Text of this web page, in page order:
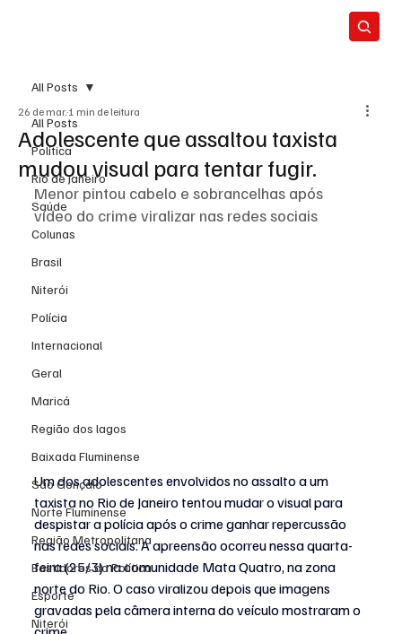
All Posts
Política
Rio de Janeiro
Saúde
Colunas
Brasil
Niterói
Polícia
Internacional
Geral
Maricá
Região dos lagos
Baixada Fluminense
São Gonçalo
Norte Fluminense
Região Metropolitana
Bastidores da Política
Esporte
Niterói
All Posts
Adolescente que assaltou taxista
mudou visual para tentar fugir.
26 de mar. 1 min de leitura
Menor pintou cabelo e sobrancelhas após
vídeo do crime viralizar nas redes sociais
Um dos adolescentes envolvidos no assalto a um
taxista no Rio de Janeiro tentou mudar o visual para
despistar a polícia após o crime ganhar repercussão
nas redes sociais. A apreensão ocorreu nessa quarta-
feira (25/3) na comunidade Mata Quatro, na zona
norte do Rio. O caso viralizou depois que imagens
gravadas pela câmera interna do veículo mostraram o